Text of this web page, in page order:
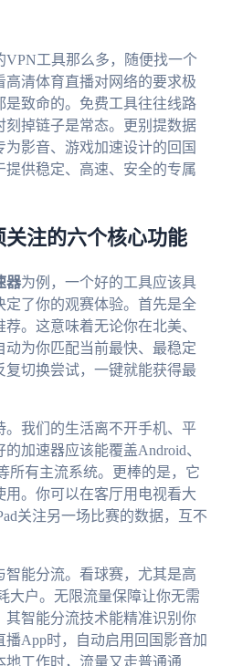
VPN工具那么多，随便找一个
高清体育直播对网络的要求极
是致命的。免费工具往往线路
刻掉链子是常态。更别提数据
影音、游戏加速设计的回国
提供稳定、高速、安全的专属
注的六个核心功能
器为例，一个好的工具应该具
定了你的观赛体验。首先是全
。这意味着无论你在北美、
动为你匹配当前最快、最稳定
复切换尝试，一键就能获得最
。我们的生活离不开手机、平
加速器应该能覆盖Android、
所有主流系统。更棒的是，它
用。你可以在客厅用电视看大
关注另一场比赛的数据，互不
智能分流。看球赛，尤其是高
大户。无限流量保障让你无需
其智能分流技术能精准识别你
App时，自动启用回国影音加
工作时，流量又走普通通